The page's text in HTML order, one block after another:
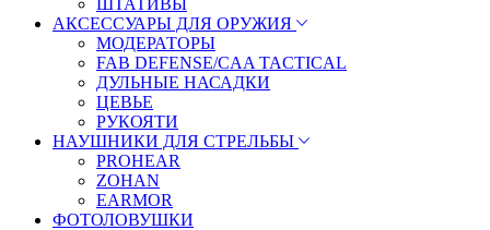
ШТАТИВЫ
АКСЕССУАРЫ ДЛЯ ОРУЖИЯ
МОДЕРАТОРЫ
FAB DEFENSE/CAA TACTICAL
ДУЛЬНЫЕ НАСАДКИ
ЦЕВЬЕ
РУКОЯТИ
НАУШНИКИ ДЛЯ СТРЕЛЬБЫ
PROHEAR
ZOHAN
EARMOR
ФОТОЛОВУШКИ